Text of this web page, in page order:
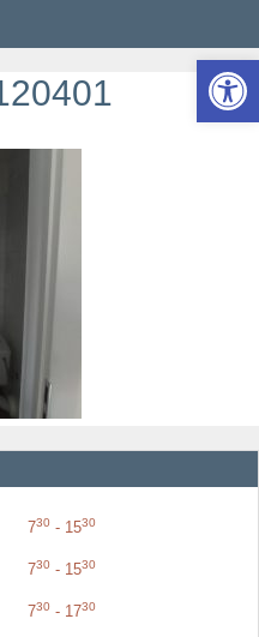
730 - 1530
730 - 1530
730 - 1730